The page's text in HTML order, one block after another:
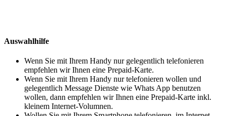
Auswahlhilfe
Wenn Sie mit Ihrem Handy nur gelegentlich telefonieren
empfehlen wir Ihnen eine Prepaid-Karte.
Wenn Sie mit Ihrem Handy nur telefonieren wollen und
gelegentlich Message Dienste wie Whats App benutzen
wollen, dann empfehlen wir Ihnen eine Prepaid-Karte inkl.
kleinem Internet-Volumnen.